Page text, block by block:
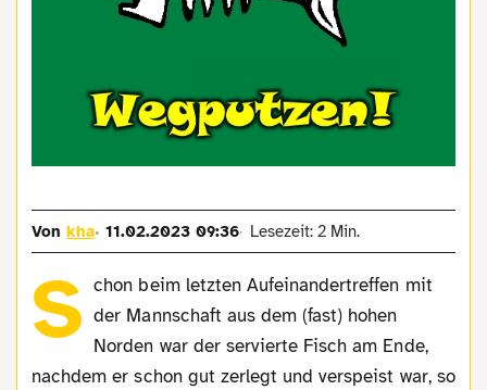
Vonkha 11.02.2023 09:36 Lesezeit: 2 Min.
S chon beim letzten Aufeinandertreffen mit
der Mannschaft aus dem (fast) hohen
Norden war der servierte Fisch am Ende,
nachdem er schon gut zerlegt und verspeist war, so